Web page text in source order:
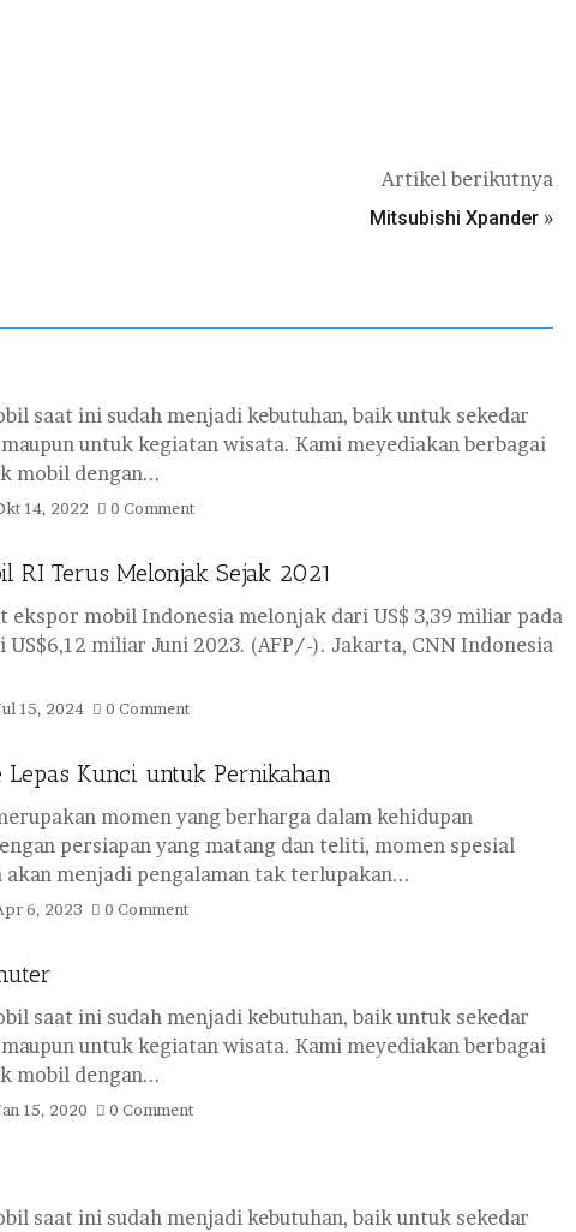
Artikel berikutnya
Mitsubishi Xpander »
saat ini sudah menjadi kebutuhan, baik untuk sekedar
untuk kegiatan wisata. Kami meyediakan berbagai
mobil dengan...
14, 2022 0 Comment
RI Terus Melonjak Sejak 2021
ekspor mobil Indonesia melonjak dari US$ 3,39 miliar pada
US$6,12 miliar Juni 2023. (AFP/-). Jakarta, CNN Indonesia
15, 2024 0 Comment
Lepas Kunci untuk Pernikahan
momen yang berharga dalam kehidupan
persiapan yang matang dan teliti, momen spesial
menjadi pengalaman tak terlupakan...
6, 2023 0 Comment
saat ini sudah menjadi kebutuhan, baik untuk sekedar
untuk kegiatan wisata. Kami meyediakan berbagai
mobil dengan...
15, 2020 0 Comment
saat ini sudah menjadi kebutuhan, baik untuk sekedar